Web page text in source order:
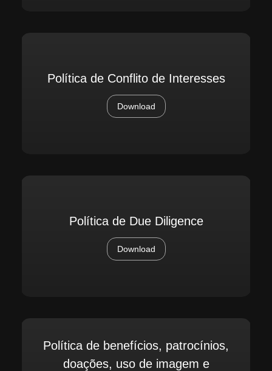
Política de Conflito de Interesses
Download
Política de Due Diligence
Download
Política de benefícios, patrocínios,
doações, uso de imagem e